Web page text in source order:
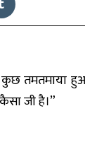
कुछ तमतमाया
जी है।”